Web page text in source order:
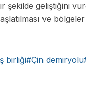
şekilde geliştiğini
ve
birliği#Çin